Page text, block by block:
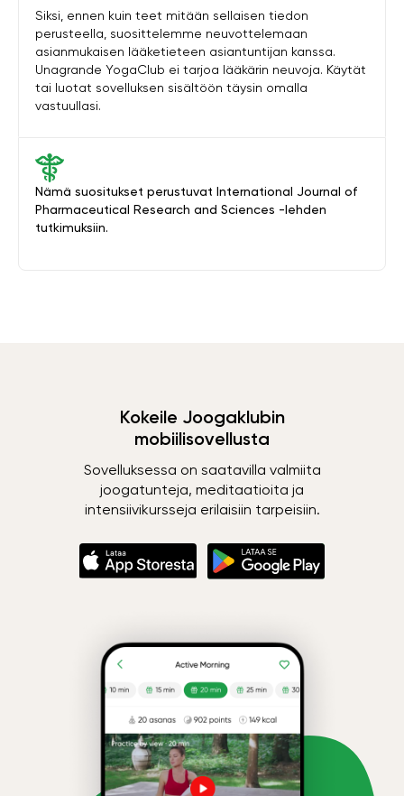
Nämä suositukset perustuvat International Journal of
Pharmaceutical Research and Sciences -lehden
tutkimuksiin.
Siksi, ennen kuin teet mitään sellaisen tiedon
perusteella, suosittelemme neuvottelemaan
asianmukaisen lääketieteen asiantuntijan kanssa.
Unagrande YogaClub ei tarjoa lääkärin neuvoja. Käytät
tai luotat sovelluksen sisältöön täysin omalla
vastuullasi.
Kokeile Joogaklubin
mobiilisovellusta
Sovelluksessa on saatavilla valmiita
joogatunteja, meditaatioita ja
intensiivikursseja erilaisiin tarpeisiin.